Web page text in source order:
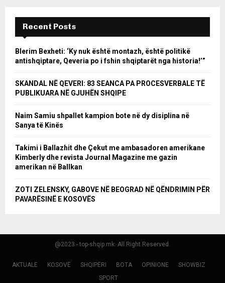
Recent Posts
Blerim Bexheti: ‘Ky nuk është montazh, është politikë
antishqiptare, Qeveria po i fshin shqiptarët nga historia!’”
SKANDAL NË QEVERI: 83 SEANCA PA PROCESVERBALE TË
PUBLIKUARA NË GJUHËN SHQIPE
Naim Samiu shpallet kampion bote në dy disiplina në
Sanya të Kinës
Takimi i Ballazhit dhe Çekut me ambasadoren amerikane
Kimberly dhe revista Journal Magazine me gazin
amerikan në Ballkan
ZOTI ZELENSKY, GABOVE NË BEOGRAD NË QËNDRIMIN PËR
PAVARËSINË E KOSOVËS
@2023 - top-shqip.mk. All Right Reserved.
AKTUALE KOSOVË SHQIPËRI BOTA OPINIONE
SHOWBIZ
SPORT